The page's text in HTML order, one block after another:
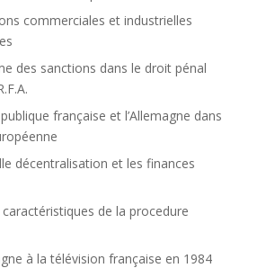
commerciales et industrielles
des sanctions dans le droit pénal
publique française et l’Allemagne dans
décentralisation et les finances
caractéristiques de la procedure
à la télévision française en 1984